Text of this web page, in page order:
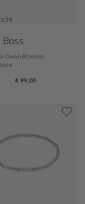
Owan Bracelet
€ 99,00